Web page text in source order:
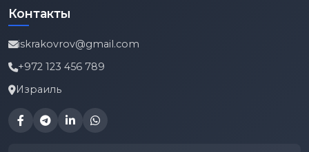
Контакты
iskrakovrov@gmail.com
+972 123 456 789
Израиль